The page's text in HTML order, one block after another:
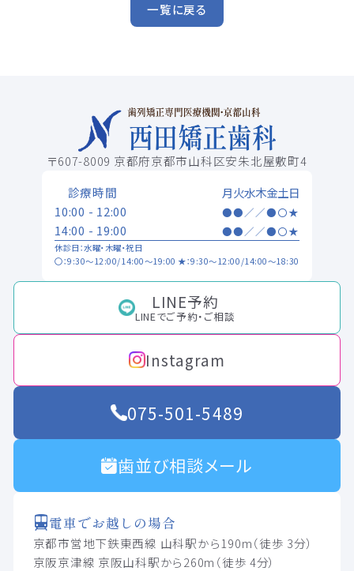
一覧に戻る
〒607-8009 京都府京都市山科区安朱北屋敷町4
診療時間
月火水木金土日
10:00 - 12:00
●● ／ ／●〇★
14:00 - 19:00 ●● ／ ／●〇★
休診日：水曜・木曜・祝日
〇：9:30～12:00/14:00～19:00 ★：9:30～12:00/14:00～18:30
LINE予約
LINEでご予約・ご相談
Instagram
075-501-5489
歯並び相談メール
電車でお越しの場合
京都市営地下鉄東西線 山科駅から190m（徒歩 3分）
京阪京津線 京阪山科駅から260m（徒歩 4分）